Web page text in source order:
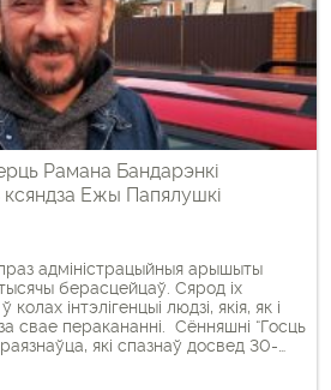
Рамана Бандарэнкі
ксяндза Ежы Папялушкі
адміністрацыйныя арышыты
берасцейцаў. Сярод іх
інтэлігенцыі людзі, якія, як і
свае перакананні. Сённяшні “Госць
які спазнаў досвед 30-
пра досвед, атрыманы за